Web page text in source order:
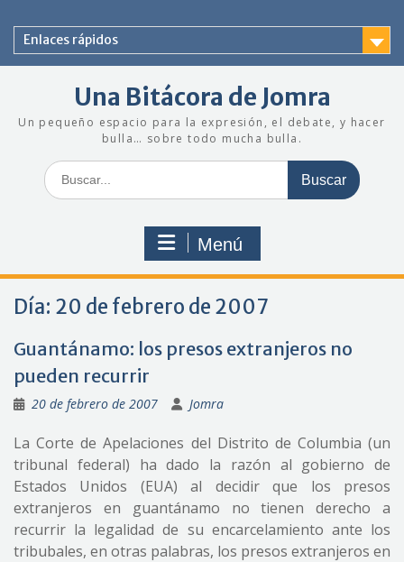
contenido
Enlaces rápidos
Una Bitácora de Jomra
Un pequeño espacio para la expresión, el debate, y hacer
bulla… sobre todo mucha bulla.
Buscar:
Menú
Día: 20 de febrero de 2007
Guantánamo: los presos extranjeros no
pueden recurrir
20 de febrero de 2007 Jomra
La Corte de Apelaciones del Distrito de Columbia (un
tribunal federal) ha dado la razón al gobierno de
Estados Unidos (EUA) al decidir que los presos
extranjeros en guantánamo no tienen derecho a
recurrir la legalidad de su encarcelamiento ante los
tribubales, en otras palabras, los presos extranjeros en